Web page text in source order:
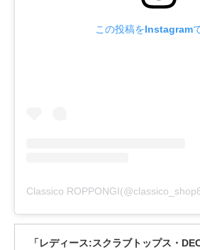
この投稿をInstagram
「レディース:スクラブトップス・